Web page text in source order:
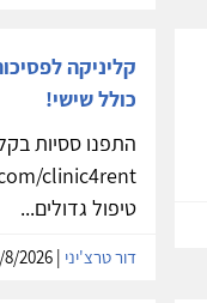
קליניקה
כולל שישי!
התפנו ססיות
טיפול גדולים...
דור טרצ'יני